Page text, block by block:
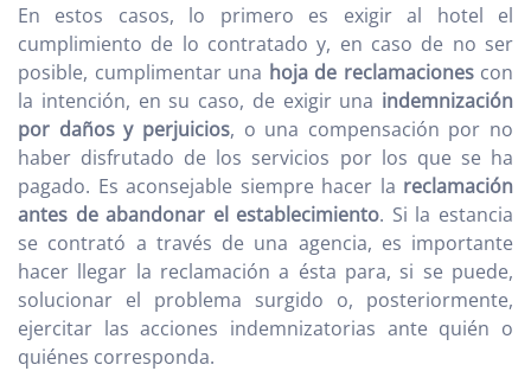
En estos casos, lo primero es exigir al hotel el
cumplimiento de lo contratado y, en caso de no ser
posible, cumplimentar una hoja de reclamacionescon
la intención, en su caso, de exigir una indemnización
por daños y perjuicios, o una compensación por no
haber disfrutado de los servicios por los que se ha
pagado. Es aconsejable siempre hacer la reclamación
antes de abandonar el establecimiento. Si la estancia
se contrató a través de una agencia, es importante
hacer llegar la reclamación a ésta para, si se puede,
solucionar el problema surgido o, posteriormente,
ejercitar las acciones indemnizatorias ante quién o
quiénes corresponda.